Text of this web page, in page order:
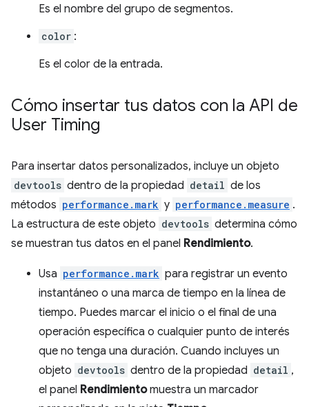
Es el nombre del grupo de segmentos.
color :
Es el color de la entrada.
Cómo insertar tus datos con la API de
User Timing
Para insertar datos personalizados, incluye un objeto
devtools dentro de la propiedad detail de los
métodos performance.mark y performance.measure .
La estructura de este objeto devtools determina cómo
se muestran tus datos en el panel Rendimiento.
Usa performance.mark para registrar un evento
instantáneo o una marca de tiempo en la línea de
tiempo. Puedes marcar el inicio o el final de una
operación específica o cualquier punto de interés
que no tenga una duración. Cuando incluyes un
objeto devtools dentro de la propiedad detail ,
el panel Rendimientomuestra un marcador